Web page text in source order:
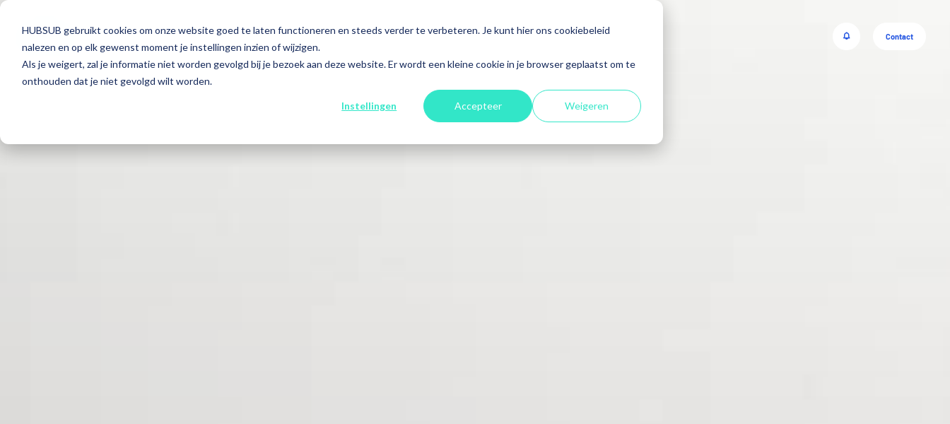
HUBSUB gebruikt cookies om onze website goed te laten functioneren en steeds verder te verbeteren. Je kunt hier ons cookiebeleid
nalezen en op elk gewenst moment je instellingen inzien of wijzigen.
Als je weigert, zal je informatie niet worden gevolgd bij je bezoek aan deze website. Er wordt een kleine cookie in je browser geplaatst om te
onthouden dat je niet gevolgd wilt worden.
Instellingen Accepteer Weigeren
CULTUUR TEAMS COMMUNITY VACATURES Contact